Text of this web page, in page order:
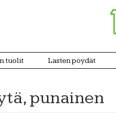
tuolit Lasten pöydät
punainen